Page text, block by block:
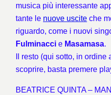
musica più interessante
tante le nuove uscite che
riguardo, come i nuovi
Fulminacci e Masamasa.
Il resto (qui sotto, in ordine
scoprire, basta premere
BEATRICE QUINTA –